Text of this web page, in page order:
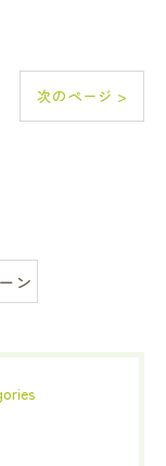
次のページ >
ン